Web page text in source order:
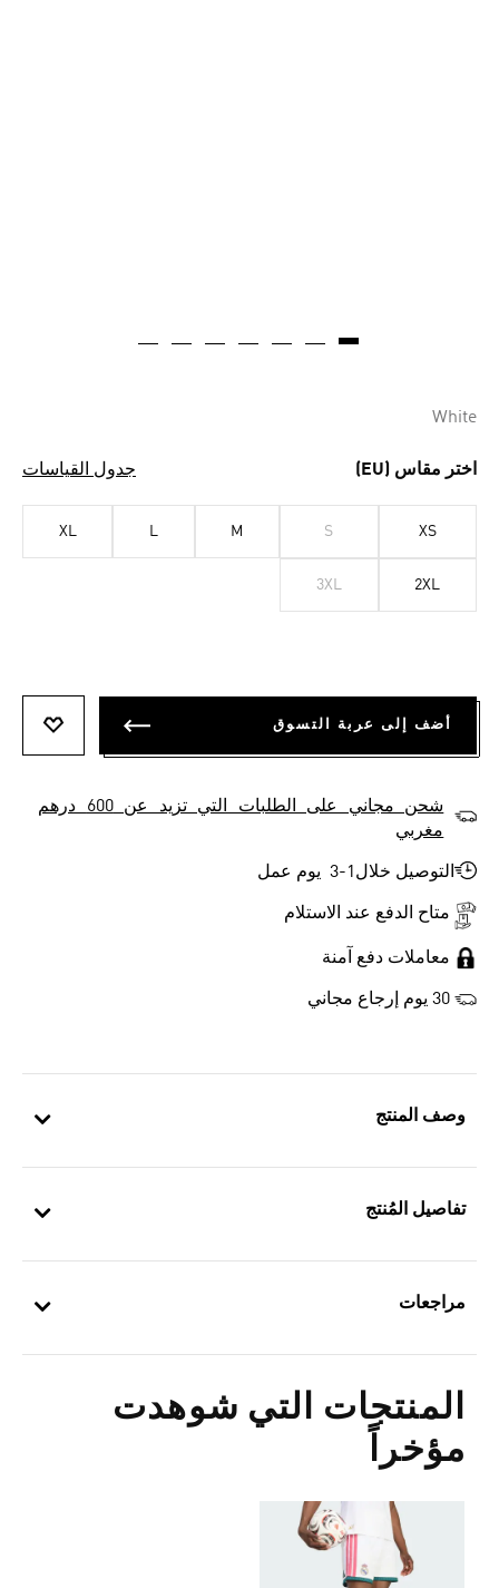
وصف المنتج
تفاصيل المُنتج
مراجعات
المنتجات التي شوهدت
مؤخراً
White
اختر مقاس (EU) جدول القياسات
XS
S
M
L
XL
2XL
3XL
أضف إلى عربة التسوق
شحن مجاني على الطلبات التي تزيد عن 600 درهم
مغربي
التوصيل خلال1-3 يوم عمل
متاح الدفع عند الاستلام
معاملات دفع آمنة